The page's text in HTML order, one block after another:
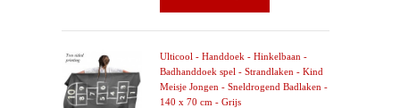
Ulticool - Handdoek - Hinkelbaan -
Badhanddoek spel - Strandlaken - Kind
Meisje Jongen - Sneldrogend Badlaken -
140 x 70 cm - Grijs